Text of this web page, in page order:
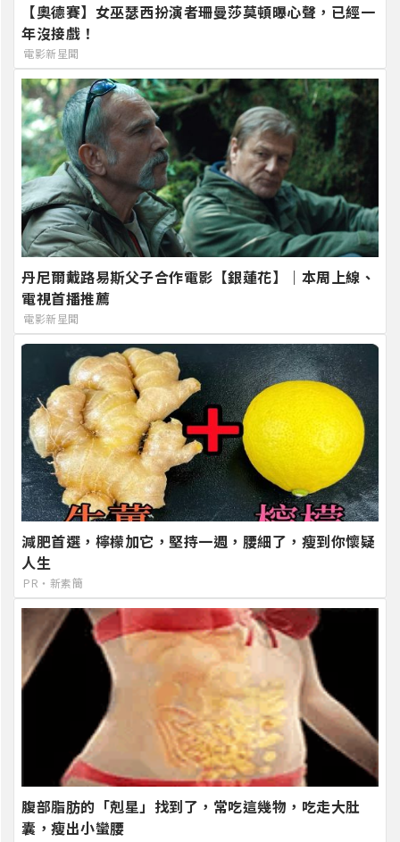
【奧德賽】女巫瑟西扮演者珊曼莎莫頓曝心聲，已經一
年沒接戲！
電影新星聞
丹尼爾戴路易斯父子合作電影【銀蓮花】｜本周上線、
電視首播推薦
電影新星聞
減肥首選，檸檬加它，堅持一週，腰細了，瘦到你懷疑
人生
PR・新素簡
腹部脂肪的「剋星」找到了，常吃這幾物，吃走大肚
囊，瘦出小蠻腰